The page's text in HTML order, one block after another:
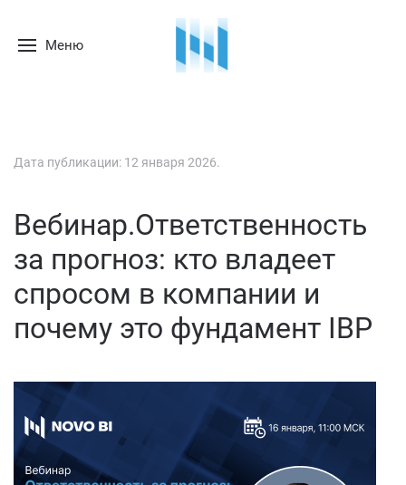
Меню
Дата публикации: 12 января 2026.
Вебинар.Ответственность
за прогноз: кто владеет
спросом в компании и
почему это фундамент IBP